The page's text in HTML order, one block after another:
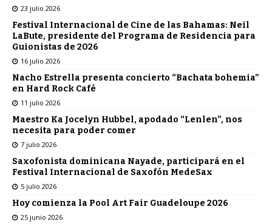
23 julio 2026
Festival Internacional de Cine de las Bahamas: Neil
LaBute, presidente del Programa de Residencia para
Guionistas de 2026
16 julio 2026
Nacho Estrella presenta concierto “Bachata bohemia”
en Hard Rock Café
11 julio 2026
Maestro Ka Jocelyn Hubbel, apodado “Lenlen”, nos
necesita para poder comer
7 julio 2026
Saxofonista dominicana Nayade, participará en el
Festival Internacional de Saxofón MedeSax
5 julio 2026
Hoy comienza la Pool Art Fair Guadeloupe 2026
25 junio 2026